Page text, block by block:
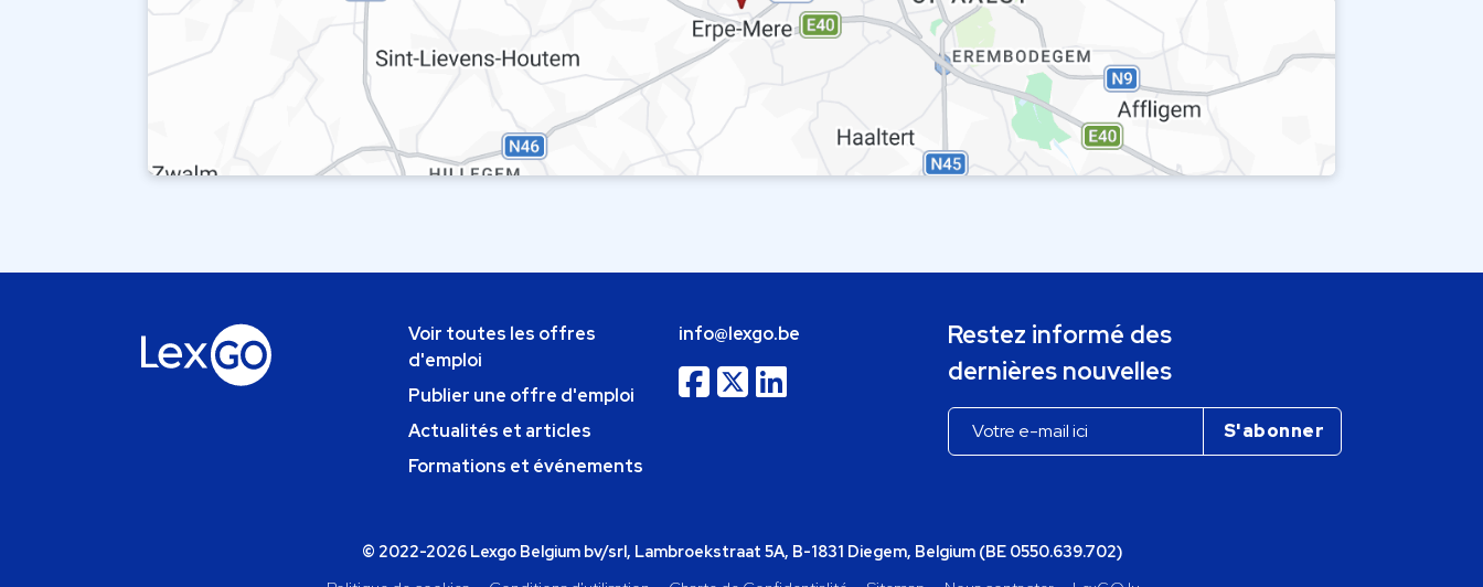
Voir toutes les offres
d'emploi
Publier une offre d'emploi
Actualités et articles
Formations et événements
info@lexgo.be
Restez informé des
dernières nouvelles
© 2022-2026 Lexgo Belgium bv/srl, Lambroekstraat 5A, B-1831 Diegem, Belgium (BE 0550.639.702)